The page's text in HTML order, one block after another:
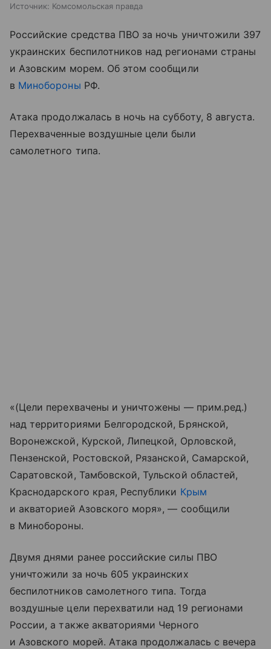
Источник: Комсомольская правда
Российские средства ПВО за ночь уничтожили 397
украинских беспилотников над регионами страны
и Азовским морем. Об этом сообщили
в Минобороны РФ.
Атака продолжалась в ночь на субботу, 8 августа.
Перехваченные воздушные цели были
самолетного типа.
«(Цели перехвачены и уничтожены — прим.ред.)
над территориями Белгородской, Брянской,
Воронежской, Курской, Липецкой, Орловской,
Пензенской, Ростовской, Рязанской, Самарской,
Саратовской, Тамбовской, Тульской областей,
Краснодарского края, Республики Крым
и акваторией Азовского моря», — сообщили
в Минобороны.
Двумя днями ранее российские силы ПВО
уничтожили за ночь 605 украинских
беспилотников самолетного типа. Тогда
воздушные цели перехватили над 19 регионами
России, а также акваториями Черного
и Азовского морей. Атака продолжалась с вечера